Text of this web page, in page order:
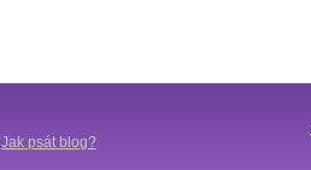
Jak psát blog?